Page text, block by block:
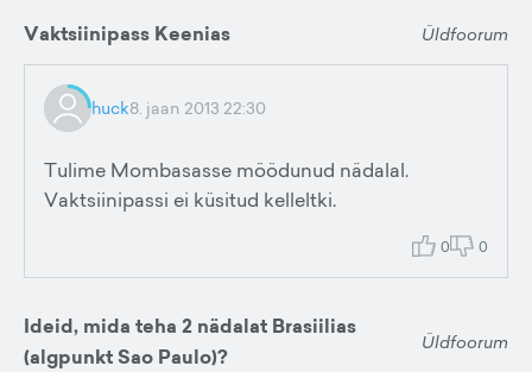
Vaktsiinipass Keenias Üldfoorum
huck8. jaan 2013 22:30
Tulime Mombasasse möödunud nädalal.
Vaktsiinipassi ei küsitud kelleltki.
0 0
Ideid, mida teha 2 nädalat Brasiilias
(algpunkt Sao Paulo)?
Üldfoorum